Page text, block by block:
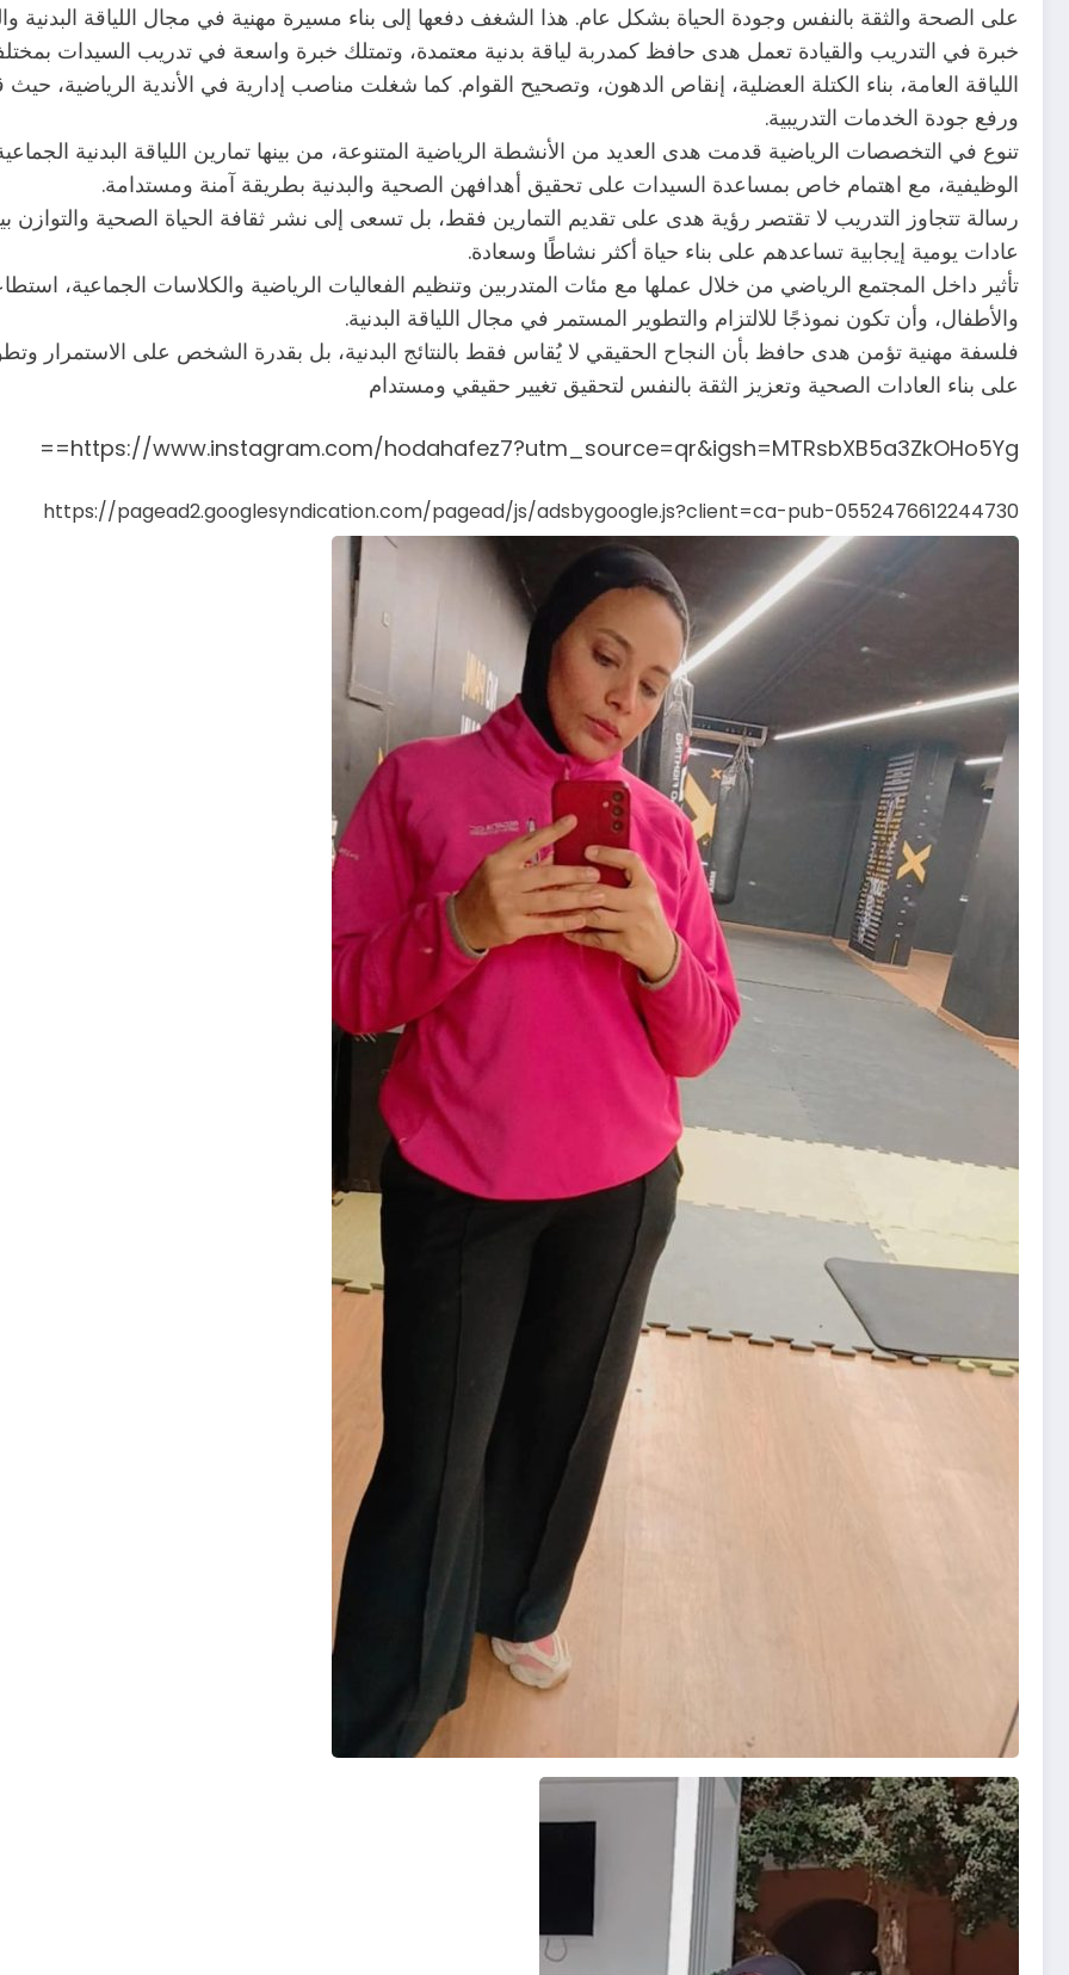
على الصحة والثقة بالنفس وجودة الحياة بشكل عام. هذا الشغف دفعها إلى بناء مسيرة مهنية في مجال اللياقة البدنية
خبرة في التدريب والقيادة تعمل هدى حافظ كمدربة لياقة بدنية معتمدة، وتمتلك خبرة واسعة في تدريب السيدات
اللياقة العامة، بناء الكتلة العضلية، إنقاص الدهون، وتصحيح القوام. كما شغلت مناصب إدارية في الأندية
ورفع جودة الخدمات التدريبية.
تنوع في التخصصات الرياضية قدمت هدى العديد من الأنشطة الرياضية المتنوعة، من بينها تمارين اللياقة البدنية
الوظيفية، مع اهتمام خاص بمساعدة السيدات على تحقيق أهدافهن الصحية والبدنية بطريقة آمنة ومستدامة.
رسالة تتجاوز التدريب لا تقتصر رؤية هدى على تقديم التمارين فقط، بل تسعى إلى نشر ثقافة الحياة الصحية والتوازن
عادات يومية إيجابية تساعدهم على بناء حياة أكثر نشاطًا وسعادة.
تأثير داخل المجتمع الرياضي من خلال عملها مع مئات المتدربين وتنظيم الفعاليات الرياضية والكلاسات الجماعية،
والأطفال، وأن تكون نموذجًا للالتزام والتطوير المستمر في مجال اللياقة البدنية.
فلسفة مهنية تؤمن هدى حافظ بأن النجاح الحقيقي لا يُقاس فقط بالنتائج البدنية، بل بقدرة الشخص على الاستمرار
على بناء العادات الصحية وتعزيز الثقة بالنفس لتحقيق تغيير حقيقي ومستدام
https://www.instagram.com/hodahafez7?utm_source=qr&igsh=MTRsbXB5a3ZkOHo5Yg==
https://pagead2.googlesyndication.com/pagead/js/adsbygoogle.js?client=ca-pub-0552476612244730